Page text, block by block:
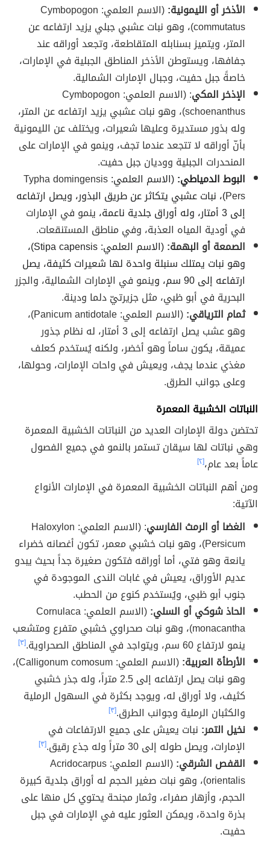
الأذخر أو الليمونية:
(الاسم العلمي: Cymbopogon
commutatus)، وهو نبات عشبي جبلي يزيد ارتفاعه عن
المتر، ويتميز بسنابله المتقاطعة، وتجعد أوراقه عند
جفافها، ويستوطن الأذخر المناطق الجبلية في الإمارات،
خاصةً جبل حفيت، وجبال الإمارات الشمالية.
الإذخر المكي
: (الاسم العلمي: Cymbopogon
schoenanthus)، وهو نبات عشبي يزيد ارتفاعه عن المتر،
وله بذور مستديرة وعليها شعيرات، ويختلف عن الليمونية
بأنّ أوراقه لا تتجعد عندما تجف، وينمو في الإمارات على
المنحدرات الجبلية ووديان جبل حفيت.
البوط الدمياطي:(الاسم العلمي:Typha domingensis
Pers)، نبات عشبي يتكاثر عن طريق البذور، ويصل ارتفاعه
إلى 3 أمتار، وله أوراق جلدية ناعمة،
ينمو في الإمارات
في أودية المياه العذبة، وفي مناطق المستنقعات.
الصمعة أو البهمة:
(الاسم العلمي: Stipa capensis)،
وهو نبات يمتلك سنبلة واحدة لها شعيرات كثيفة، يصل
ارتفاعه إلى 90 سم، و
ينمو في الإمارات الشمالية، والجزر
البحرية في أبو ظبي، مثل جزيرتيّ دلما ودينة.
ثمام الترياقي:
(الاسم العلمي: Panicum antidotale)،
وهو عشب يصل ارتفاعه إلى 3 أمتار، له نظام جذور
عميقة، يكون ساماً وهو أخضر، ولكنه يُستخدم كعلف
مغذي عندما يجف، ويعيش في واحات الإمارات، وحولها،
وعلى جوانب الطرق.
النباتات الخشبية المعمرة
تحتضن دولة الإمارات العديد من النباتات الخشبية المعمرة
وهي نباتات لها سيقان تستمر بالنمو في جميع الفصول
عاماً بعد عام،[٢]
ومن أهم النباتات الخشبية المعمرة في الإمارات الأنواع
الآتية:
الغضا أو الرمث الفارسي
: (الاسم العلمي: Haloxylon
Persicum)، وهو نبات خشبي معمر، تكون أغصانه خضراء
يانعة وهو فتي، أما أوراقه فتكون صغيرة جداً بحيث يبدو
عديم الأوراق، يعيش في غابات الندى الموجودة في
جنوب أبو ظبي، ويُستخدم كنوع من الحطب.
الحاذ شوكي أو السلي:
(الاسم العلمي: Cornulaca
monacantha)، وهو نبات صحراوي خشبي متفرع ومتشعب
ينمو لارتفاع 60 سم، ويتواجد في المناطق الصحراوية.
[٣]
الأرطأة العربية:
(الاسم العلمي: Calligonum comosum)،
وهو نبات يصل ارتفاعه إلى 2.5 متراً، وله جذر خشبي
كثيف، ولا أوراق له، ويوجد بكثرة في السهول الرملية
والكثبان الرملية وجوانب الطرق.[٣]
نخيل التمر: نبات يعيش على جميع الارتفاعات في
الإمارات، ويصل طوله إلى 30 متراً وله جذع رقيق.
[٣]
القفص الشرقي:
(الاسم العلمي: Acridocarpus
orientalis)، وهو نبات صغير الحجم له أوراق جلدية كبيرة
الحجم، وأزهار صفراء، وثمار مجنحة يحتوي كل منها على
بذرة واحدة، ويمكن العثور عليه في الإمارات في جبل
حفيت.